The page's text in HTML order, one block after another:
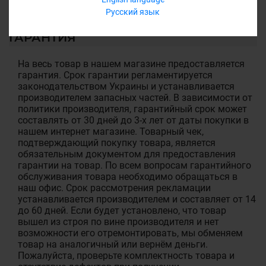
Русский язык
ГАРАНТИЯ
На весь товар в нашем магазине предоставляется
гарантия. Срок гарантии регламентируется
законодательством Украины и устанавливается
производителем запасных частей. В зависимости от
политики производителя, гарантийный срок может
составлять от 30 дней до 3-х лет от даты покупки в
нашем интернет магазине. Товарный чек,
подтверждающий покупку товара, является
обязательным документом для предоставления
гарантии на товар. По всем вопросам гарантийного
обслуживания товара необходимо обращаться в
наш офис. Срок рассмотрения рекламации
устанавливается производителем и составляет от 14
до 60 дней. Если будет установлено, что товар
вышел из строя по вине производителя и нет
возможности его отремонтировать, мы обменяем
товар на аналогичный или вернём деньги.
Пожалуйста, проверьте комплектность товара и